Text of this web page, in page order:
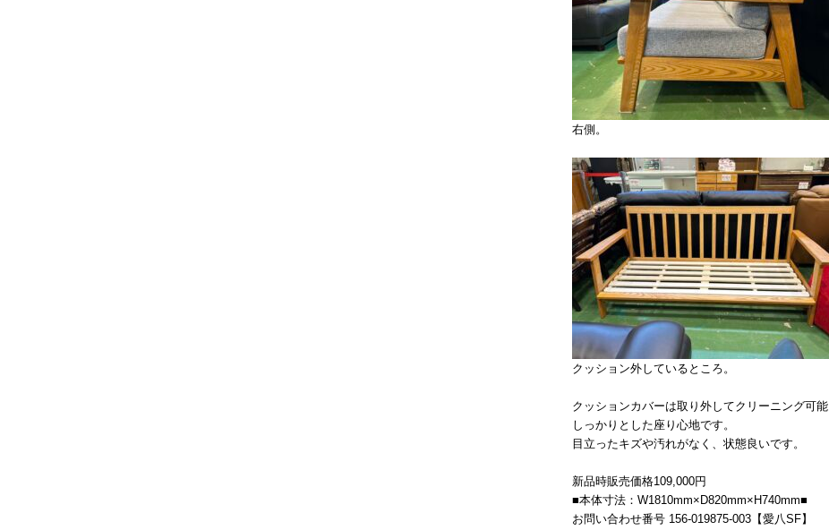
右側。
クッション外しているところ。
クッションカバーは取り外してクリーニング可能
しっかりとした座り心地です。
目立ったキズや汚れがなく、状態良いです。
新品時販売価格109,000円
■本体寸法：W1810mm×D820mm×H740mm■
お問い合わせ番号 156-019875-003【愛八SF】